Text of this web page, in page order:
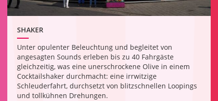
SHAKER
Unter opulenter Beleuchtung und begleitet von
angesagten Sounds erleben bis zu 40 Fahrgäste
gleichzeitig, was eine unerschrockene Olive in einem
Cocktailshaker durchmacht: eine irrwitzige
Schleuderfahrt, durchsetzt von blitzschnellen Loopings
und tollkühnen Drehungen.